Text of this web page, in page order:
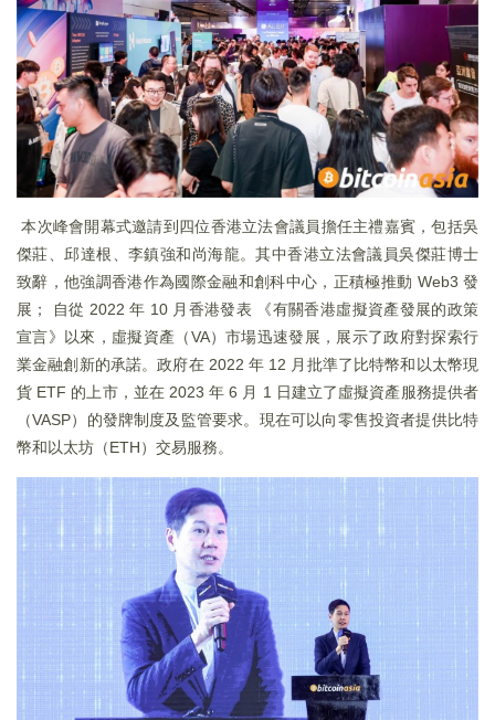
本次峰會開幕式邀請到四位香港立法會議員擔任主禮嘉賓，包括吳
傑莊、邱達根、李鎮強和尚海龍。其中香港立法會議員吳傑莊博士
致辭，他強調香港作為國際金融和創科中心，正積極推動 Web3 發
展； 自從 2022 年 10 月香港發表 《有關香港虛擬資產發展的政策
宣言》以來，虛擬資產（VA）市場迅速發展，展示了政府對探索行
業金融創新的承諾。政府在 2022 年 12 月批準了比特幣和以太幣現
貨 ETF 的上市，並在 2023 年 6 月 1 日建立了虛擬資產服務提供者
（VASP）的發牌制度及監管要求。現在可以向零售投資者提供比特
幣和以太坊（ETH）交易服務。